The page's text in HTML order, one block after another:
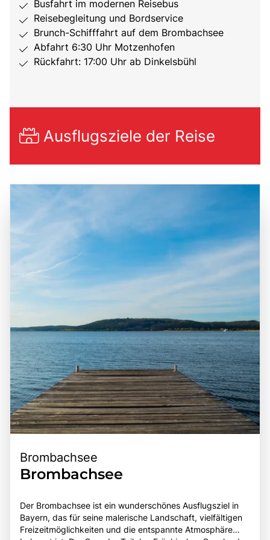
Busfahrt im modernen Reisebus
Reisebegleitung und Bordservice
Brunch-Schifffahrt auf dem Brombachsee
Abfahrt 6:30 Uhr Motzenhofen
Rückfahrt: 17:00 Uhr ab Dinkelsbühl
Ausflugsziele der Reise
Brombachsee
Brombachsee
Der Brombachsee ist ein wunderschönes Ausflugsziel in
Bayern, das für seine malerische Landschaft, vielfältigen
Freizeitmöglichkeiten und die entspannte Atmosphäre